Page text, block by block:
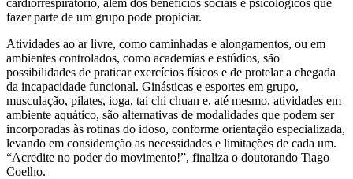
fazer parte de um grupo pode propiciar.
Atividades ao ar livre, como caminhadas e alongamentos, ou em
ambientes controlados, como academias e estúdios, são
possibilidades de praticar exercícios físicos e de protelar a chegada
da incapacidade funcional. Ginásticas e esportes em grupo,
musculação, pilates, ioga, tai chi chuan e, até mesmo, atividades em
ambiente aquático, são alternativas de modalidades que podem ser
incorporadas às rotinas do idoso, conforme orientação especializada,
levando em consideração as necessidades e limitações de cada um.
“Acredite no poder do movimento!”, finaliza o doutorando Tiago
Coelho.